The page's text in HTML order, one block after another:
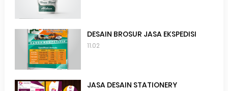
DESAIN BROSUR JASA EKSPEDISI
11.02
JASA DESAIN STATIONERY